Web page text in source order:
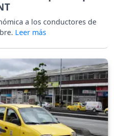
a los conductores de